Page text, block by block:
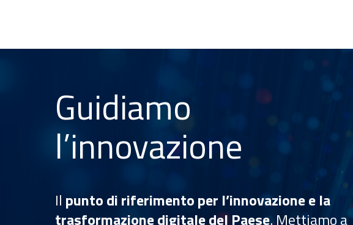
Guidiamo
l’innovazione​
Il punto di riferimento per l’innovazione e la
trasformazione digitale del Paese. Mettiamo a